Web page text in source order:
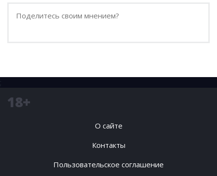
;
18+
О сайте
Контакты
Пользовательское соглашение